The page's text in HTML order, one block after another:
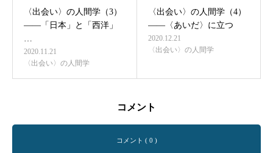
〈出会い〉の人間学（3）
――「日本」と「西洋」
2020.11.21
〈出会い〉の人間学
〈出会い〉の人間学（4）
——〈あいだ〉に立つ
2020.12.21
〈出会い〉の人間学
コメント
コメント ( 0 )